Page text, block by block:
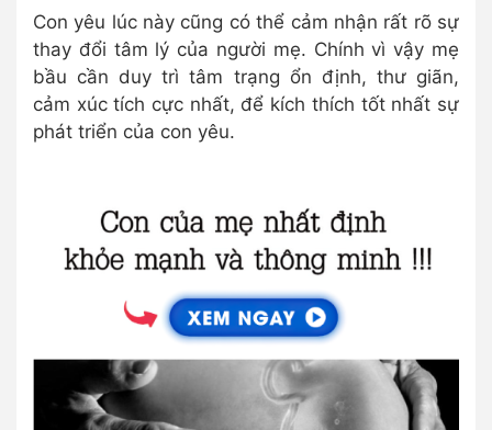
Con yêu lúc này cũng có thể cảm nhận rất rõ sự
thay đổi tâm lý của người mẹ. Chính vì vậy mẹ
bầu cần duy trì tâm trạng ổn định, thư giãn,
cảm xúc tích cực nhất, để kích thích tốt nhất sự
phát triển của con yêu.